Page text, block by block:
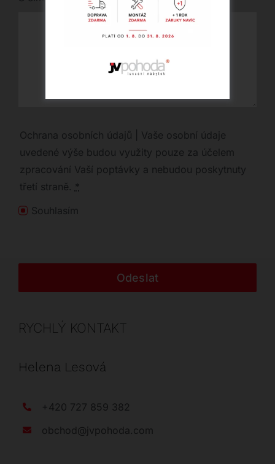
Ochrana osobních údajů | Vaše osobní údaje
uvedené výše budou využity pouze za účelem
zpracování Vaší poptávky a nebudou poskytnuty
třetí straně. *
Souhlasím
Odeslat
RYCHLÝ KONTAKT
Helena Lesová
+420 727 859 382
obchod@jvpohoda.com